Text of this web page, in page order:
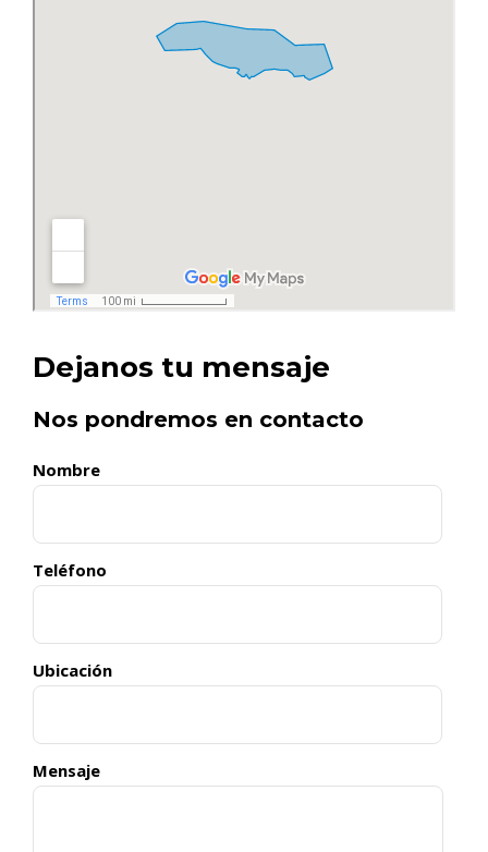
Dejanos tu mensaje
Nos pondremos en contacto
Nombre
Teléfono
Ubicación
Mensaje